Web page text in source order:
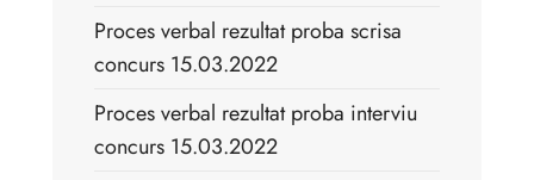
Proces verbal rezultat proba scrisa
concurs 15.03.2022
Proces verbal rezultat proba interviu
concurs 15.03.2022